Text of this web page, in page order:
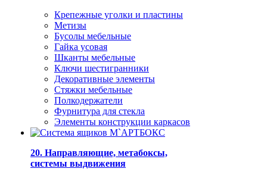
Крепежные уголки и пластины
Метизы
Бусолы мебельные
Гайка усовая
Шканты мебельные
Ключи шестигранники
Декоративные элементы
Стяжки мебельные
Полкодержатели
Фурнитура для стекла
Элементы конструкции каркасов
20. Направляющие, метабоксы,
системы выдвижения